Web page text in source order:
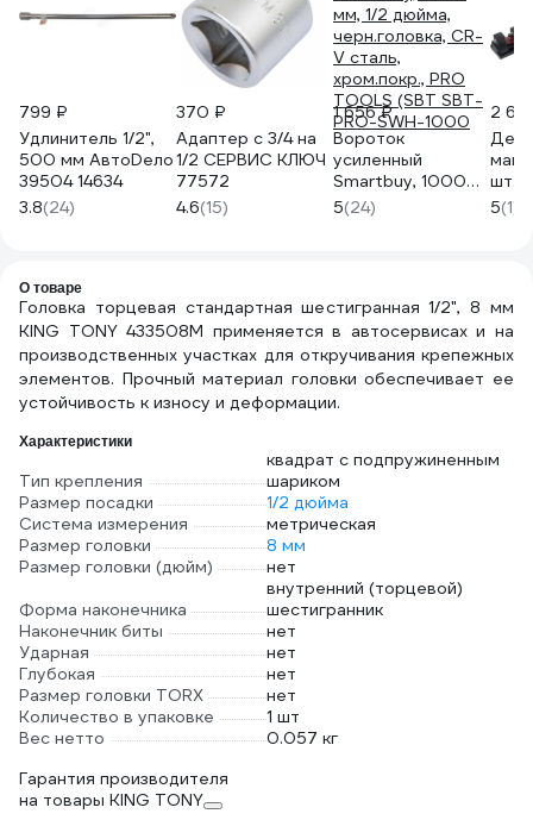
799 ₽
Удлинитель 1/2",
500 мм АвтоDело
39504 14634
3.8(24)
370 ₽
Адаптер с 3/4 на
1/2 СЕРВИС КЛЮЧ
77572
4.6(15)
1 656 ₽
Вороток
усиленный
Smartbuy, 1000
мм, 1/2 дюйма,
черн.головка, CR-
PRO-SWH-1000
5(24)
2
шт.
AD-
5(1)
О товаре
Головка торцевая стандартная шестигранная 1/2", 8 мм
KING TONY 433508M применяется в автосервисах и на
производственных участках для откручивания крепежных
элементов. Прочный материал головки обеспечивает ее
устойчивость к износу и деформации.
Характеристики
Тип крепления
квадрат с подпружиненным
шариком
Размер посадки
1/2 дюйма
Система измерения
метрическая
Размер головки
8 мм
Размер головки (дюйм)
нет
Форма наконечника
внутренний (торцевой)
шестигранник
Наконечник биты
нет
Ударная
нет
Глубокая
нет
Размер головки TORX
нет
Количество в упаковке
1 шт
Вес нетто
0.057 кг
Гарантия производителя
на товары KING TONY